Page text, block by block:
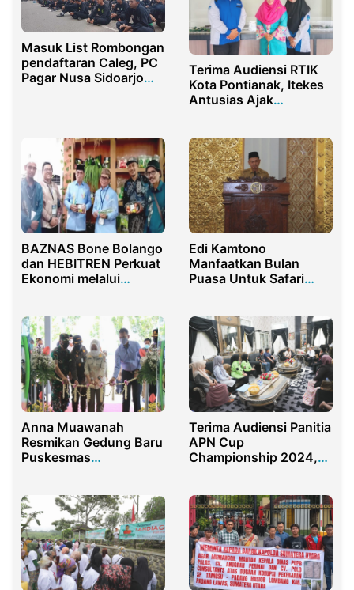
Masuk List Rombongan
pendaftaran Caleg, PC
Pagar Nusa Sidoarjo
Terima Audiensi RTIK
Kota Pontianak, Itekes
Antusias Ajak
BAZNAS Bone Bolango
dan HEBITREN Perkuat
Ekonomi melalui
Edi Kamtono
Manfaatkan Bulan
Puasa Untuk Safari
Anna Muawanah
Resmikan Gedung Baru
Puskesmas
Terima Audiensi Panitia
APN Cup
Championship 2024,
Dukungan